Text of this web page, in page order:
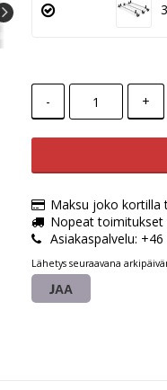
- +
Maksu joko kortilla
Nopeat toimitukset
Asiakaspalvelu:
Lähetys seuraavana
JAA